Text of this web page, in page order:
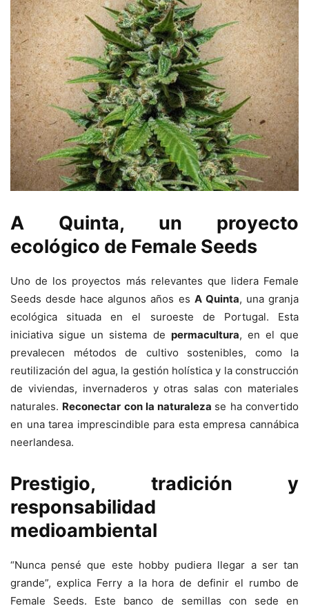
A Quinta, un proyecto
ecológico de Female Seeds
Uno de los proyectos más relevantes que lidera Female
Seeds desde hace algunos años es A Quinta, una granja
ecológica situada en el suroeste de Portugal. Esta
iniciativa sigue un sistema de permacultura, en el que
prevalecen métodos de cultivo sostenibles, como la
reutilización del agua, la gestión holística y la construcción
de viviendas, invernaderos y otras salas con materiales
naturales. Reconectar con la naturaleza se ha convertido
en una tarea imprescindible para esta empresa cannábica
neerlandesa.
Prestigio, tradición y
responsabilidad
medioambiental
“Nunca pensé que este hobby pudiera llegar a ser tan
grande”, explica Ferry a la hora de definir el rumbo de
Female Seeds. Este banco de semillas con sede en